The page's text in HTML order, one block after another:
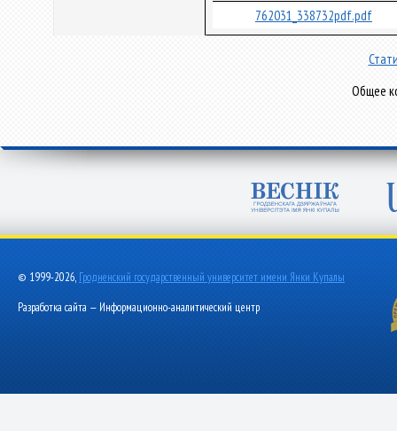
762031_338732pdf.pdf
Общее
© 1999-2026, Гродненский государственный университет имени Янки Купалы
Разработка сайта — Информационно-аналитический центр